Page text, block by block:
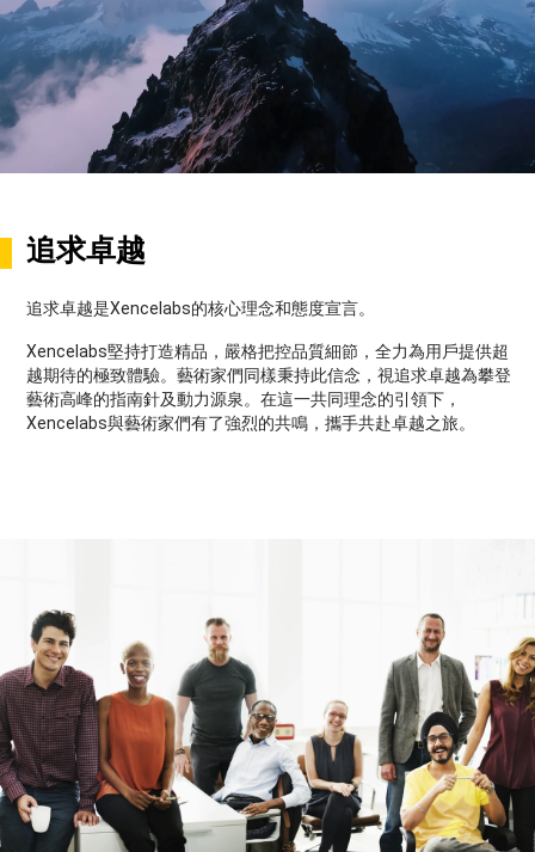
追求卓越
追求卓越是Xencelabs的核心理念和態度宣言。
Xencelabs堅持打造精品，嚴格把控品質細節，全力為用戶提供超
越期待的極致體驗。藝術家們同樣秉持此信念，視追求卓越為攀登
藝術高峰的指南針及動力源泉。在這一共同理念的引領下，
Xencelabs與藝術家們有了強烈的共鳴，攜手共赴卓越之旅。